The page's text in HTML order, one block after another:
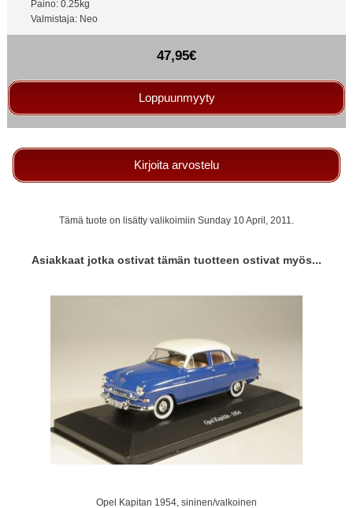
Paino: 0.25kg
Valmistaja: Neo
47,95€
Loppuunmyyty
Kirjoita arvostelu
Tämä tuote on lisätty valikoimiin Sunday 10 April, 2011.
Asiakkaat jotka ostivat tämän tuotteen ostivat myös...
Opel Kapitan 1954, sininen/valkoinen